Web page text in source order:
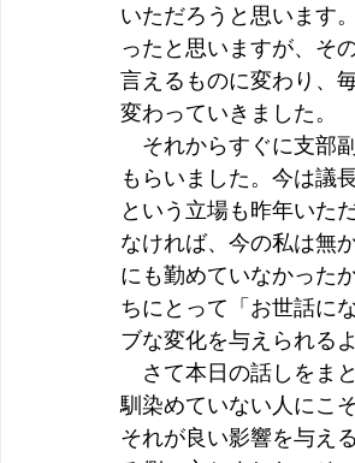
いただろうと思います
ったと思いますが、そ
言えるものに変わり、
変わっていきました。
それからすぐに支部
もらいました。今は議
という立場も昨年いた
なければ、今の私は無
にも勤めていなかった
ちにとって「お世話に
ブな変化を与えられる
さて本日の話しをま
馴染めていない人にこ
それが良い影響を与え